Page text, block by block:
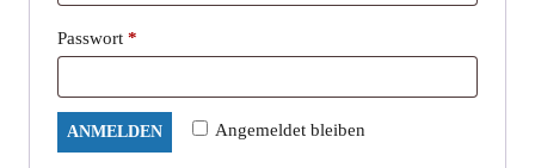
Passwort *Erforderlich
Angemeldet bleiben
ANMELDEN